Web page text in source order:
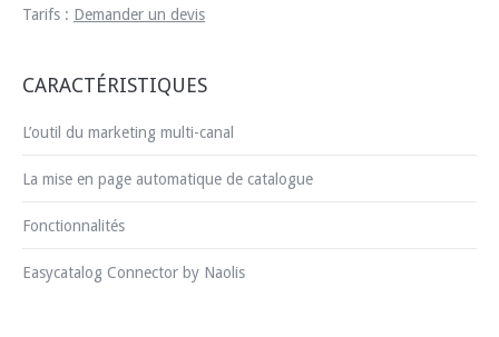
Tarifs : Demander un devis
CARACTÉRISTIQUES
L’outil du marketing multi-canal
La mise en page automatique de catalogue
Fonctionnalités
Easycatalog Connector by Naolis